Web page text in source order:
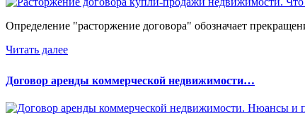
Определение "расторжение договора" обозначает
Читать далее
Договор аренды коммерческой недвижимости…